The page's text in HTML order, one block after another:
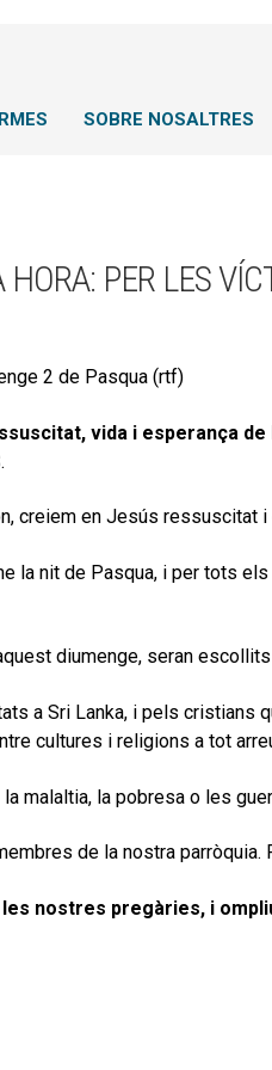
SOBRE NOSALTRES
HORA: PER LES
2 de Pasqua (rtf)
vida i esperança
creiem en Jesús ressuscitat i
la nit de Pasqua, i per tots
diumenge, seran
a Sri Lanka, i pels cristians
cultures i religions a tot
malaltia, la pobresa o les
de la nostra parròquia.
nostres pregàries, i